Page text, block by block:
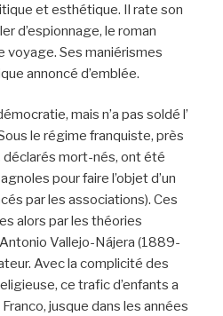
et esthétique. Il rate son
d’espionnage, le roman
voyage. Ses maniérismes
annoncé d’emblée.
mais n’a pas soldé l’
le régime franquiste, près
mort-nés, ont été
pour faire l’objet d’un
par les associations). Ces
alors par les théories
Vallejo-Nájera (1889-
Avec la complicité des
ce trafic d’enfants a
jusque dans les années